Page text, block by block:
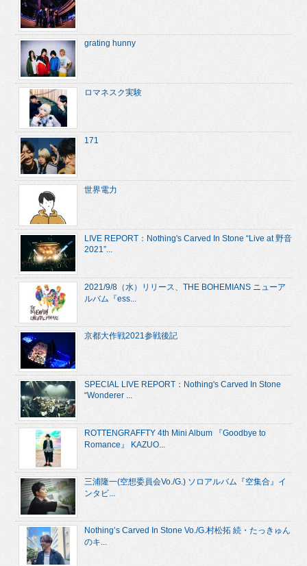
grating hunny
ロマネスク実験
171
世界電力
LIVE REPORT：Nothing's Carved In Stone “Live at 野音
2021”...
2021/9/8（水）リリース、THE BOHEMIANS ニューア
ルバム『ess...
京都大作戦2021参戦後記
SPECIAL LIVE REPORT：Nothing's Carved In Stone
“Wonderer ...
ROTTENGRAFFTY 4th Mini Album 『Goodbye to
Romance』 KAZUO...
三浦隆一(空想委員会Vo./G.) ソロアルバム『空集合』イ
ンタビ...
Nothing’s Carved In Stone Vo./G.村松拓 続・たっきゅん
のキ...